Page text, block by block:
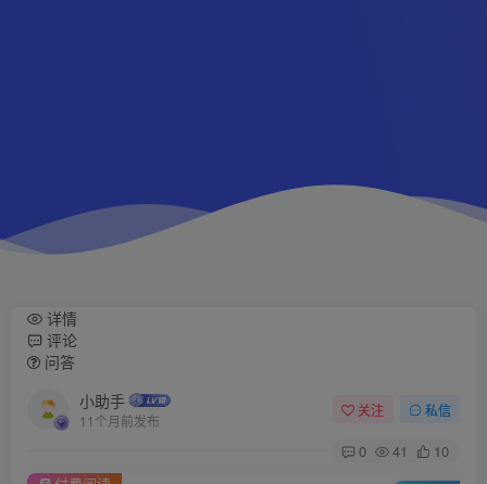
详情
评论
问答
小助手
11个月前发布
关注 私信
0 41
10